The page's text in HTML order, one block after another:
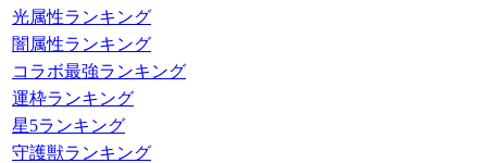
光属性ランキング
闇属性ランキング
コラボ最強ランキング
運枠ランキング
星5ランキング
守護獣ランキング